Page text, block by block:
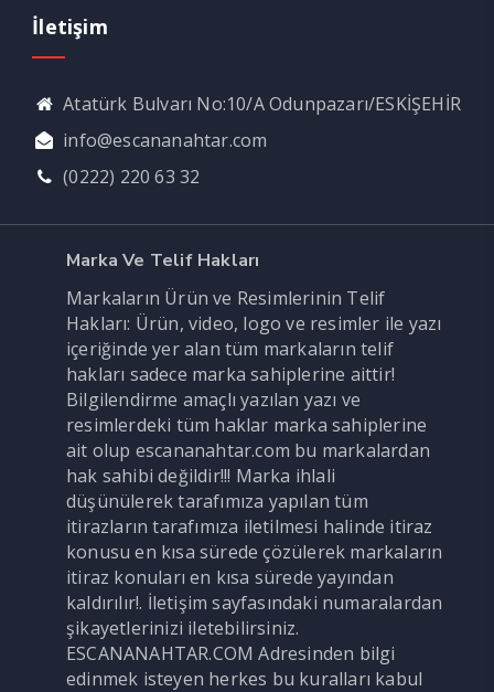
İletişim
Atatürk Bulvarı No:10/A Odunpazarı/ESKİŞEHİR
info@escananahtar.com
(0222) 220 63 32
Marka Ve Telif Hakları
Markaların Ürün ve Resimlerinin Telif
Hakları: Ürün, video, logo ve resimler ile yazı
içeriğinde yer alan tüm markaların telif
hakları sadece marka sahiplerine aittir!
Bilgilendirme amaçlı yazılan yazı ve
resimlerdeki tüm haklar marka sahiplerine
ait olup escananahtar.com bu markalardan
hak sahibi değildir!!! Marka ihlali
düşünülerek tarafımıza yapılan tüm
itirazların tarafımıza iletilmesi halinde itiraz
konusu en kısa sürede çözülerek markaların
itiraz konuları en kısa sürede yayından
kaldırılır!. İletişim sayfasındaki numaralardan
şikayetlerinizi iletebilirsiniz.
ESCANANAHTAR.COM Adresinden bilgi
edinmek isteyen herkes bu kuralları kabul